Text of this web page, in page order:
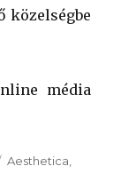
közelségbe
média
Címke
Aesthetica